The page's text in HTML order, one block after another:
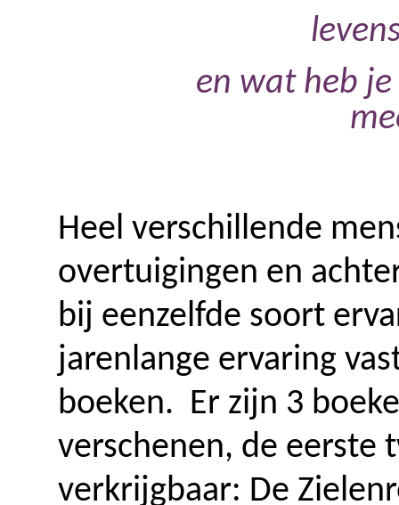
en wat heb
Heel verschillende
overtuigingen en
bij eenzelfde soort
jarenlange ervaring
boeken. Er zijn 3
verschenen, de eerste
verkrijgbaar: De